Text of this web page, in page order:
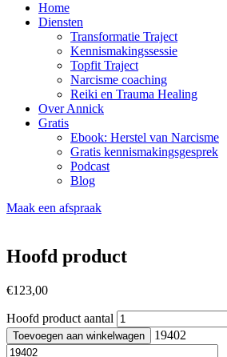
Home
Diensten
Transformatie Traject
Kennismakingssessie
Topfit Traject
Narcisme coaching
Reiki en Trauma Healing
Over Annick
Gratis
Ebook: Herstel van Narcisme
Gratis kennismakingsgesprek
Podcast
Blog
Maak een afspraak
Hoofd product
€123,00
Hoofd product aantal
Toevoegen aan winkelwagen 19402